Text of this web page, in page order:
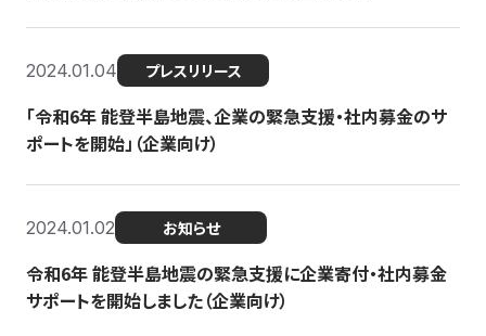
2024.01.04 プレスリリース
「令和6年 能登半島地震、企業の緊急支援・社内募金のサ
ポートを開始」（企業向け）
2024.01.02 お知らせ
令和6年 能登半島地震の緊急支援に企業寄付・社内募金
サポートを開始しました（企業向け）